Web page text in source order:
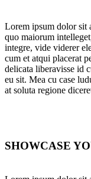
Lorem ipsum dolor sit
quo maiorum
integre, vide viderer
cum et atqui placerat
delicata liberavisse id
eu sit. Mea cu case
at soluta regione
SHOWCASE